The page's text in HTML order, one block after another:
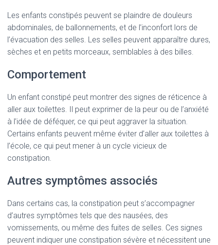
Les enfants constipés peuvent se plaindre de douleurs
abdominales, de ballonnements, et de l’inconfort lors de
l’évacuation des selles. Les selles peuvent apparaître dures,
sèches et en petits morceaux, semblables à des billes.
Comportement
Un enfant constipé peut montrer des signes de réticence à
aller aux toilettes. Il peut exprimer de la peur ou de l’anxiété
à l’idée de déféquer, ce qui peut aggraver la situation.
Certains enfants peuvent même éviter d’aller aux toilettes à
l’école, ce qui peut mener à un cycle vicieux de
constipation.
Autres symptômes associés
Dans certains cas, la constipation peut s’accompagner
d’autres symptômes tels que des nausées, des
vomissements, ou même des fuites de selles. Ces signes
peuvent indiquer une constipation sévère et nécessitent une